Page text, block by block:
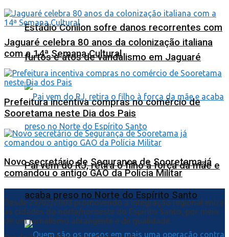
Estádio Conilon sofre danos recorrentes com
furtos e atos de vandalismo em Jaguaré
Pai vem do RJ, retira o filho à força da mãe e
acaba preso no Norte do Espírito Santo
Jaguaré celebra 80 anos da colonização italiana
com a 14ª Semana Cultural
Prefeitura incentiva compras no comércio de
Sooretama neste Dia dos Pais
Novo secretário de Segurança de Sooretama já
comandou o antigo GAO da Polícia Militar
Desde 29/02/2003 promovendo a integração regional entre
as cidades do norte/noroeste do Espírito Santo, por meio
de um jornalismo abrangente e de qualidade.